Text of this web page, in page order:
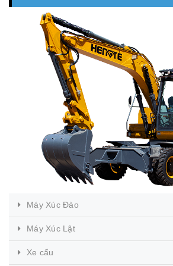
Máy Xúc Đào
Máy Xúc Lật
Xe cẩu